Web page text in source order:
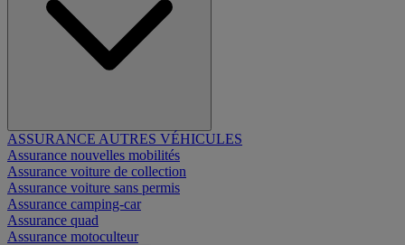
ASSURANCE AUTRES VÉHICULES
Assurance nouvelles mobilités
Assurance voiture de collection
Assurance voiture sans permis
Assurance camping-car
Assurance quad
Assurance motoculteur